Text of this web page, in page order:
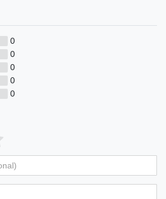
0
0
0
0
0
von
5